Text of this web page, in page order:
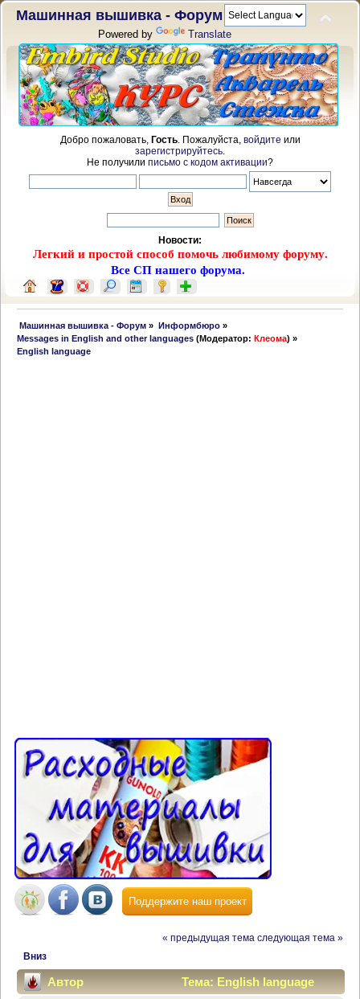
Машинная вышивка - Форум
Powered by Translate
Добро пожаловать, Гость. Пожалуйста, войдите или
зарегистрируйтесь
Не получили письмо с кодом активации?
Новости:
Легкий и простой способ помочь любимому форуму.
Все СП нашего форума.
Машинная вышивка - Форум » Информбюро»
Messages in English and other languages (Модератор:Клеома) »
English language
Поддержите наш проект
« предыдущая тема следующая тема »
Вниз
Автор
Тема: English language